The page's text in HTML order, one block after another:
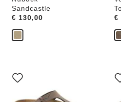
Sandcastle
Price:
€ 130,00 €
je
een
je
een